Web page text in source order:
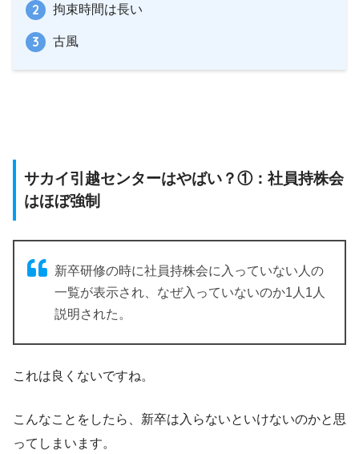
拘束時間は長い
古風
サカイ引越センターはやばい？①：社員持株会
はほぼ強制
新卒研修の時に社員持株会に入っていない人の
一覧が表示され、なぜ入っていないのか1人1人
説明された。
これは良くないですね。
こんなことをしたら、新卒は入らないといけないのかと思
ってしまいます。